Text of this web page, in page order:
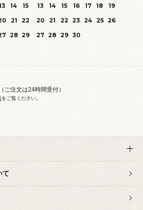
14
15
21
22
28 29
13
14 15 16 17 18
19
20
21 22 23 24 25 26
27 28 29 30
注文は24時間受付）
をご覧ください。
て